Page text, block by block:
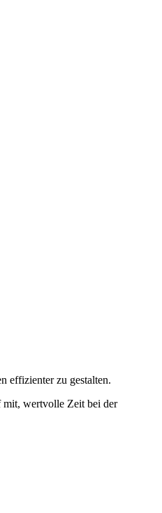
effizienter zu gestalten.
mit, wertvolle Zeit bei der